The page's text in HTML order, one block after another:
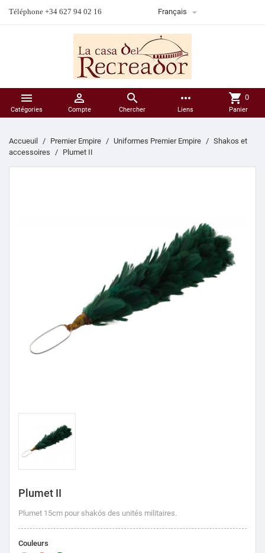
Téléphone +34 627 94 02 16 Français 

Catégories

Compte

Chercher
more_horiz
Liens
shopping_cart 0
Panier
Accueuil Premier Empire Uniformes Premier Empire
Shakos et
accessoires
Plumet II
Plumet II
Plumet 15cm pour shakós des unités militaires.
Couleurs